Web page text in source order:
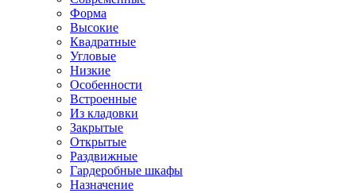
Форма
Высокие
Квадратные
Угловые
Низкие
Особенности
Встроенные
Из кладовки
Закрытые
Открытые
Раздвижные
Гардеробные шкафы
Назначение